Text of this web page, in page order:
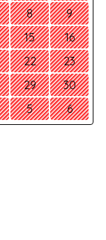
8
9
15
16
22
23
29
30
5 6